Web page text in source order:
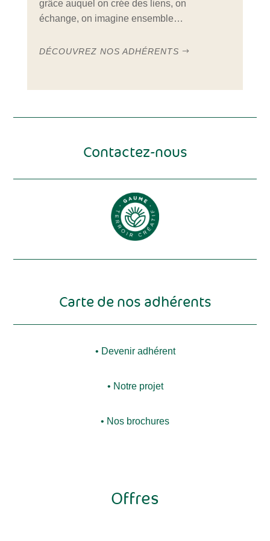
grâce auquel on crée des liens, on
échange, on imagine ensemble…
DÉCOUVREZ NOS ADHÉRENTS
Contactez-nous
Carte de nos adhérents
• Devenir adhérent
• Notre projet
• Nos brochures
Offres